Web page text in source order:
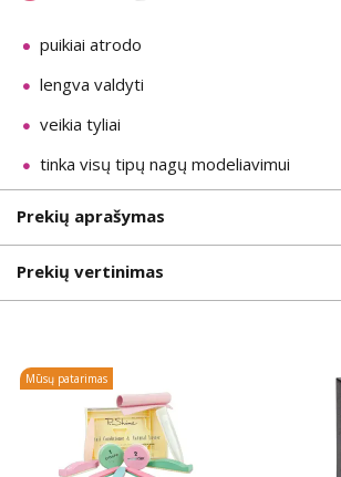
puikiai atrodo
lengva valdyti
veikia tyliai
tinka visų tipų nagų modeliavimui
Prekių aprašymas
Prekių vertinimas
Mūsų patarimas